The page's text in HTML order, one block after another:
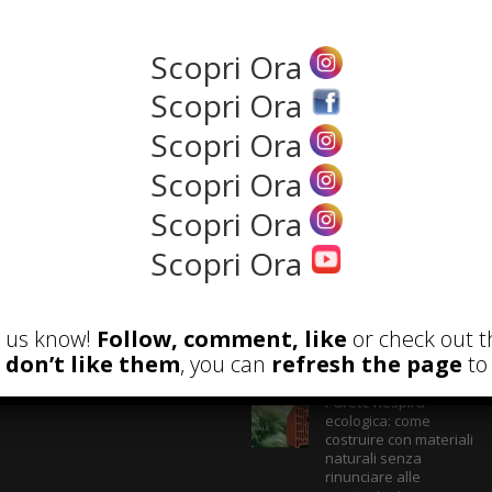
POST ATTUALI
Parete Respira
ecologica: come
costruire con materiali
naturali senza
rinunciare alle
Scopri Ora
Scopri Ora
Scopri Ora
Scopri Ora
Scopri Ora
Scopri Ora
know! Follow, comment, like or check out
like them, you can refresh the page to